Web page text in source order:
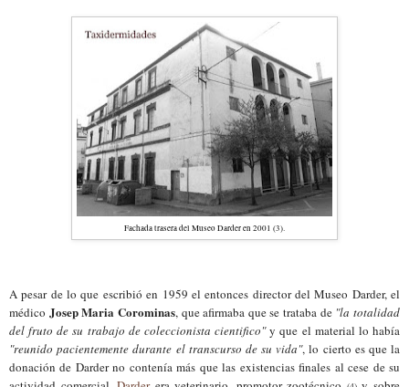
Fachada trasera del Museo Darder en 2001 (3).
A pesar de lo que escribió en 1959 el entonces director del Museo Darder, el
médico Josep Maria Corominas, que afirmaba que se trataba de "la totalidad
del fruto de su trabajo de coleccionista cientifico"y que el material lo había
"reunido pacientemente durante el transcurso de su vida", lo cierto es que la
donación de Darder no contenía más que las existenciasfinales al cese de su